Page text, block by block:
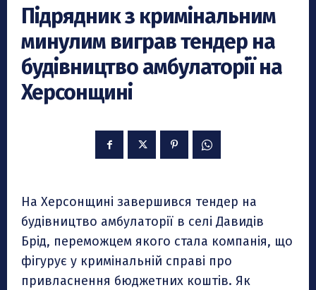
Підрядник з кримінальним
минулим виграв тендер на
будівництво амбулаторії на
Херсонщині
На Херсонщині завершився тендер на
будівництво амбулаторії в селі Давидів
Брід, переможцем якого стала компанія, що
фігурує у кримінальній справі про
привласнення бюджетних коштів. Як